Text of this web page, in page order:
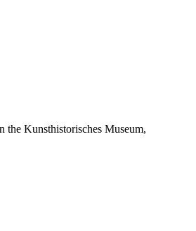
the Kunsthistorisches Museum,